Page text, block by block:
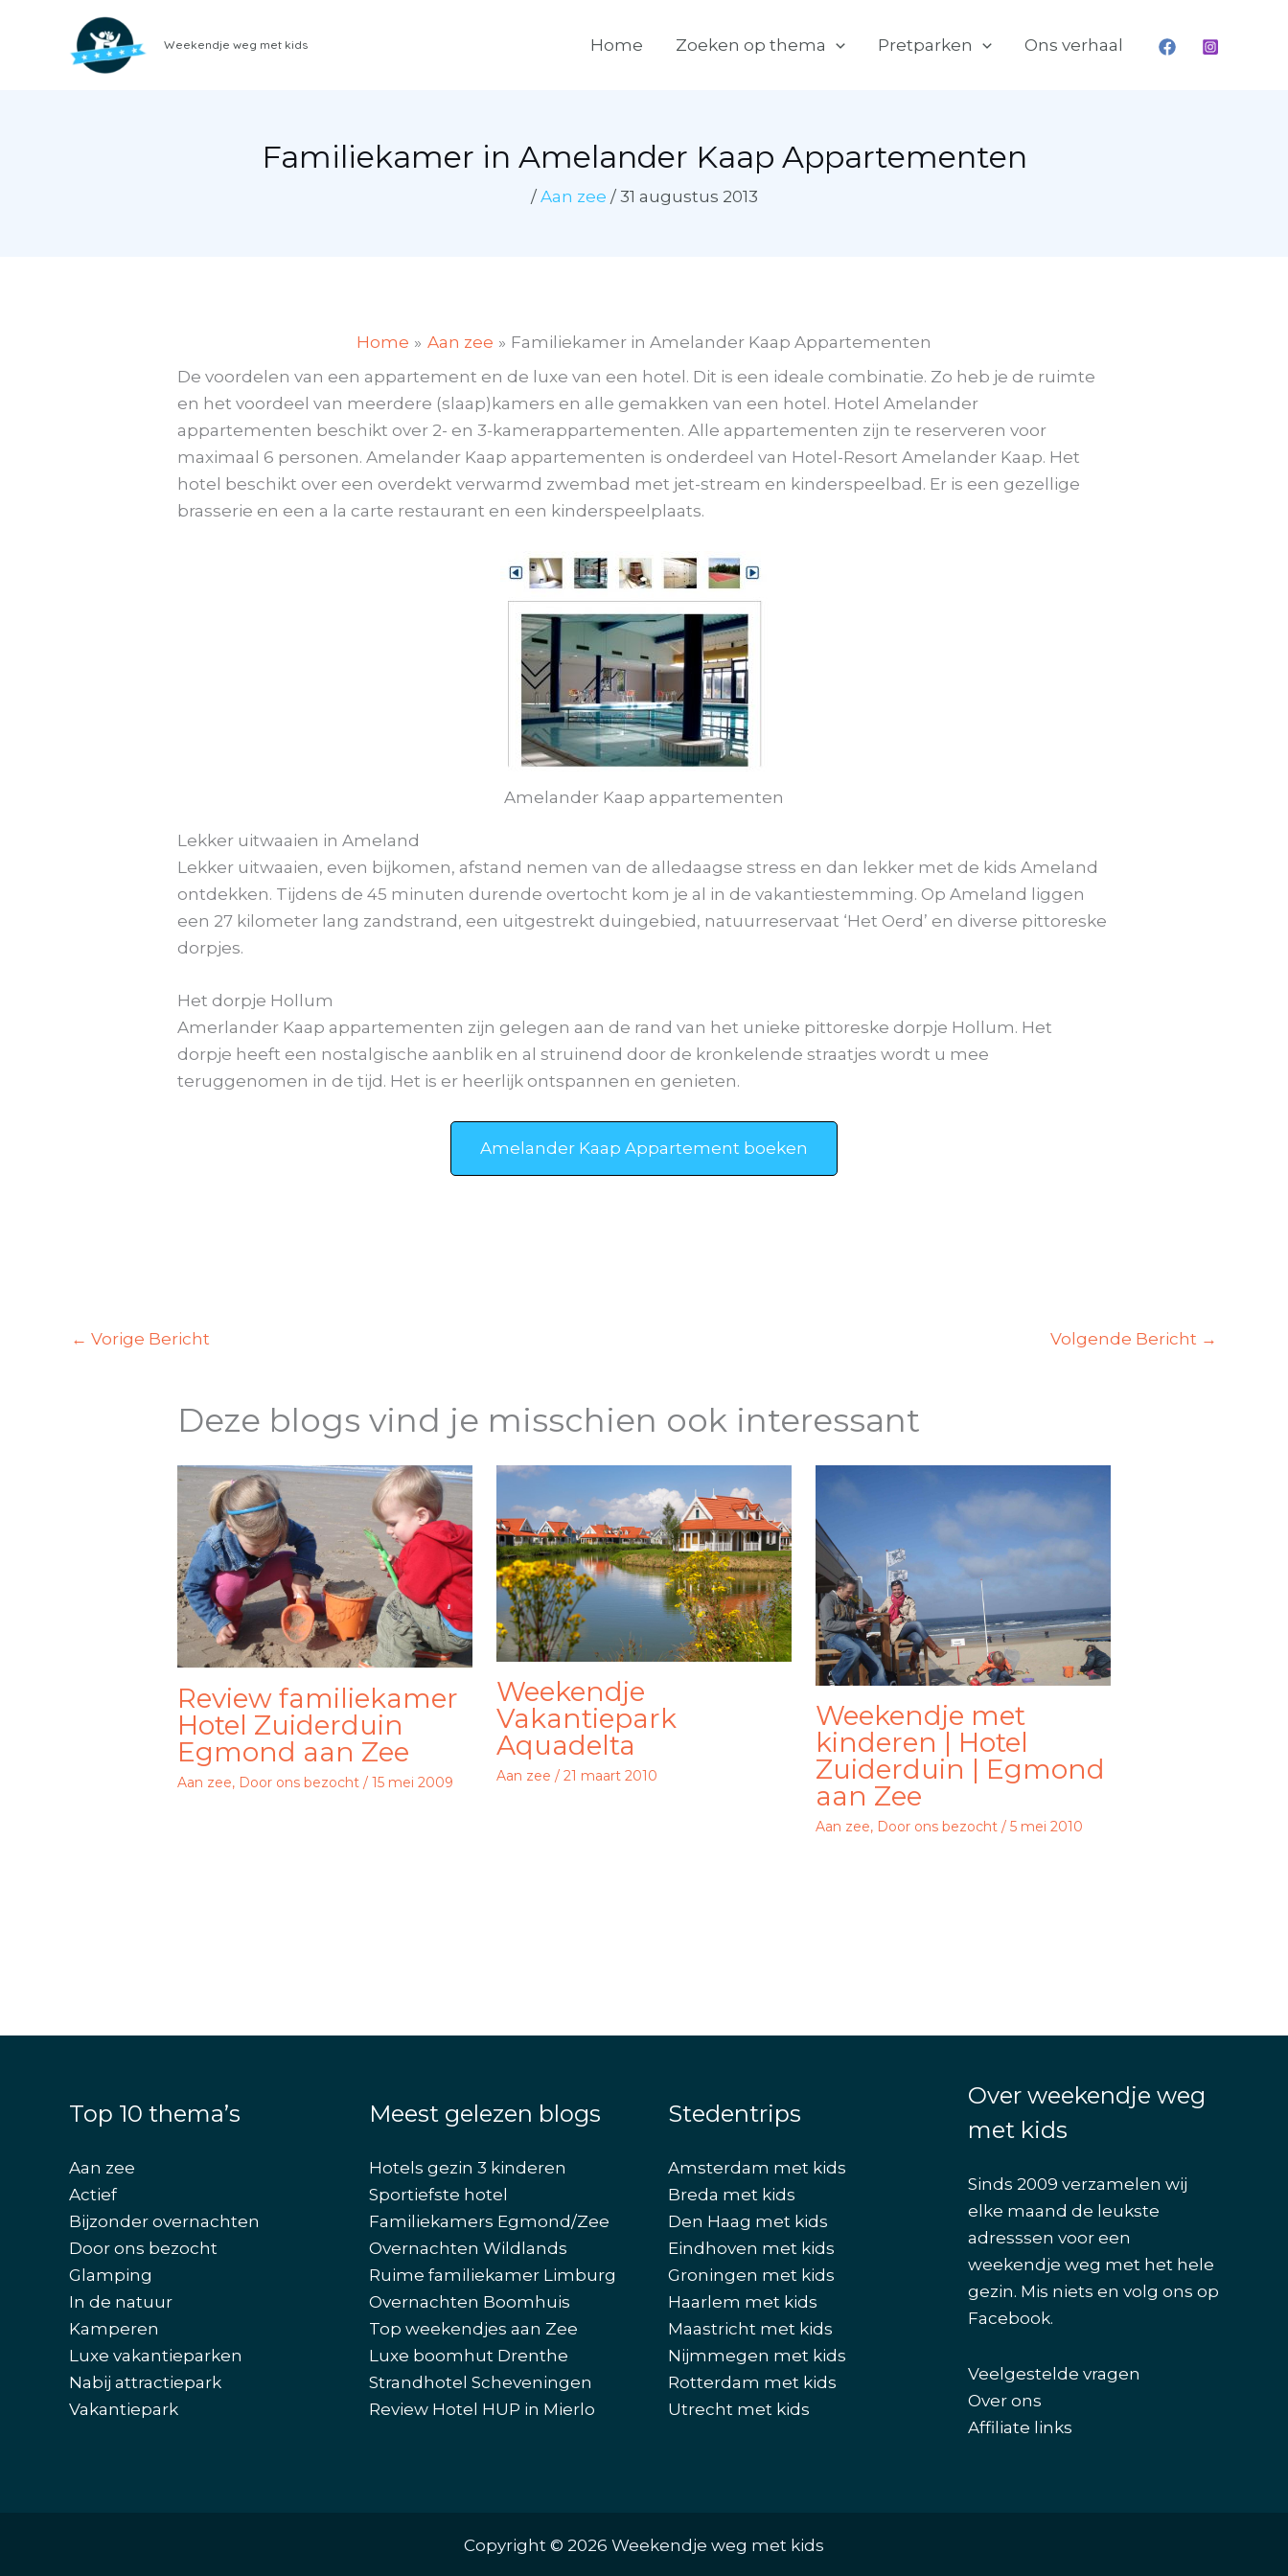
Weekendje weg met kids Home Zoeken op thema Pretparken Ons verhaal
Familiekamer in Amelander Kaap Appartementen
/ Aan zee / 31 augustus 2013
Home Aan zee
Familiekamer in Amelander Kaap Appartementen
De voordelen van een appartement en de luxe van een hotel. Dit is een ideale combinatie. Zo heb je de ruimte
en het voordeel van meerdere (slaap)kamers en alle gemakken van een hotel. Hotel Amelander
appartementen beschikt over 2- en 3-kamerappartementen. Alle appartementen zijn te reserveren voor
maximaal 6 personen. Amelander Kaap appartementen is onderdeel van Hotel-Resort Amelander Kaap. Het
hotel beschikt over een overdekt verwarmd zwembad met jet-stream en kinderspeelbad. Er is een gezellige
brasserie en een a la carte restaurant en een kinderspeelplaats.
Amelander Kaap appartementen
Lekker uitwaaien in Ameland
Lekker uitwaaien, even bijkomen, afstand nemen van de alledaagse stress en dan lekker met de kids Ameland
ontdekken. Tijdens de 45 minuten durende overtocht kom je al in de vakantiestemming. Op Ameland liggen
een 27 kilometer lang zandstrand, een uitgestrekt duingebied, natuurreservaat ‘Het Oerd’ en diverse pittoreske
dorpjes.
Het dorpje Hollum
Amerlander Kaap appartementen zijn gelegen aan de rand van het unieke pittoreske dorpje Hollum. Het
dorpje heeft een nostalgische aanblik en al struinend door de kronkelende straatjes wordt u mee
teruggenomen in de tijd. Het is er heerlijk ontspannen en genieten.
Amelander Kaap Appartement boeken
← Vorige Bericht Volgende Bericht →
Deze blogs vind je misschien ook interessant
Review familiekamer
Hotel Zuiderduin
Egmond aan Zee
Aan zee, Door ons bezocht /15 mei 2009
Weekendje
Vakantiepark
Aquadelta
Aan zee /21 maart 2010
Weekendje met
kinderen | Hotel
Zuiderduin | Egmond
aan Zee
Aan zee, Door ons bezocht/ 5 mei 2010
Top 10 thema’s
Aan zee
Actief
Bijzonder overnachten
Door ons bezocht
Glamping
In de natuur
Kamperen
Luxe vakantieparken
Nabij attractiepark
Vakantiepark
Meest gelezen blogs
Hotels gezin 3 kinderen
Sportiefste hotel
Familiekamers Egmond/Zee
Overnachten Wildlands
Ruime familiekamer Limburg
Overnachten Boomhuis
Top weekendjes aan Zee
Luxe boomhut Drenthe
Strandhotel Scheveningen
Review Hotel HUP in Mierlo
Stedentrips
Amsterdam met kids
Breda met kids
Den Haag met kids
Eindhoven met kids
Groningen met kids
Haarlem met kids
Maastricht met kids
Nijmmegen met kids
Rotterdam met kids
Utrecht met kids
Over weekendje weg
met kids
Sinds 2009 verzamelen wij
elke maand de leukste
adresssen voor een
weekendje weg met het hele
gezin. Mis niets en volg ons op
Facebook.
Veelgestelde vragen
Over ons
Affiliate links
Copyright © 2026 Weekendje weg met kids